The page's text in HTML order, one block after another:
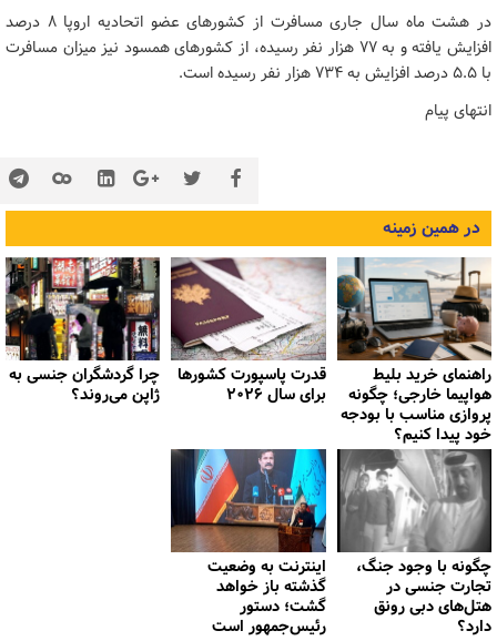
در هشت ماه سال جاری مسافرت از کشورهای عضو اتحادیه اروپا 8 درصد
افزایش یافته و به 77 هزار نفر رسیده، از کشورهای همسود نیز میزان مسافرت
با 5.5 درصد افزایش به 734 هزار نفر رسیده است.
انتهای پیام
در همین زمینه
راهنمای خرید بلیط
هواپیما خارجی؛ چگونه
پروازی مناسب با بودجه
خود پیدا کنیم؟
قدرت پاسپورت کشورها
برای سال ۲۰۲۶
چرا گردشگران جنسی به
ژاپن می‌روند؟
چگونه با وجود جنگ،
تجارت جنسی در
هتل‌های دبی رونق
دارد؟
اینترنت به وضعیت
گذشته باز خواهد
گشت؛ دستور
رئیس‌جمهور است